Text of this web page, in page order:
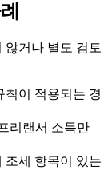
않거나 별도 검토
칙이 적용되는 경
리랜서 소득만
조세 항목이 있는